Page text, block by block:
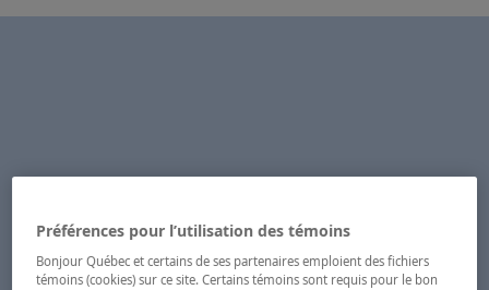
Préférences pour l’utilisation des témoins
Bonjour Québec et certains de ses partenaires emploient des fichiers
témoins (cookies) sur ce site. Certains témoins sont requis pour le bon